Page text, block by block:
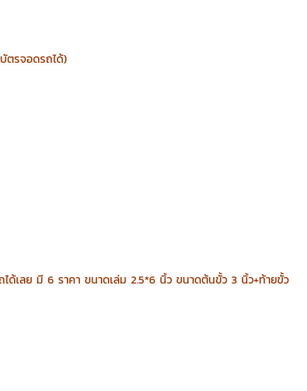
ตรจอดรถได้)
ได้เลย มี 6 ราคาขนาดเล่ม 2.5*6 นิ้ว ขนาดต้นขั้ว 3 นิ้ว+ท้ายขั้ว